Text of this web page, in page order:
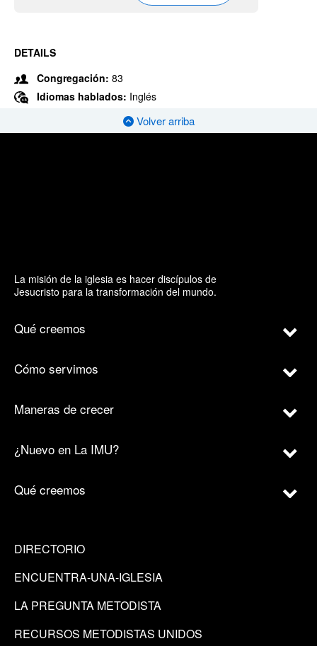
DETAILS
Congregación: 83
Idiomas hablados: Inglés
Volver arriba
La misión de la iglesia es hacer discípulos de
Jesucristo para la transformación del mundo.
Qué creemos
Cómo servimos
Maneras de crecer
¿Nuevo en La IMU?
Qué creemos
DIRECTORIO
ENCUENTRA-UNA-IGLESIA
LA PREGUNTA METODISTA
RECURSOS METODISTAS UNIDOS